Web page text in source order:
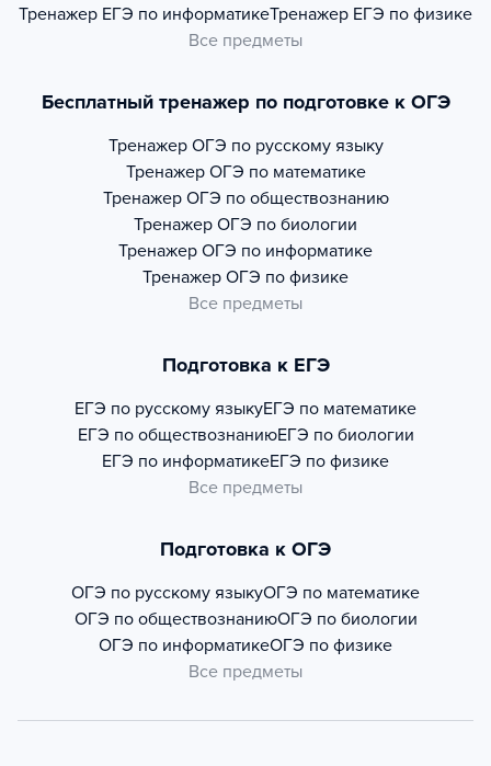
Тренажер ЕГЭ по информатикеТренажер ЕГЭ по физике
Все предметы
Бесплатный тренажер по подготовке к ОГЭ
Тренажер ОГЭ по русскому языку
Тренажер ОГЭ по математике
Тренажер ОГЭ по обществознанию
Тренажер ОГЭ по биологии
Тренажер ОГЭ по информатике
Тренажер ОГЭ по физике
Все предметы
Подготовка к ЕГЭ
ЕГЭ по русскому языкуЕГЭ по математике
ЕГЭ по обществознаниюЕГЭ по биологии
ЕГЭ по информатикеЕГЭ по физике
Все предметы
Подготовка к ОГЭ
ОГЭ по русскому языкуОГЭ по математике
ОГЭ по обществознаниюОГЭ по биологии
ОГЭ по информатикеОГЭ по физике
Все предметы